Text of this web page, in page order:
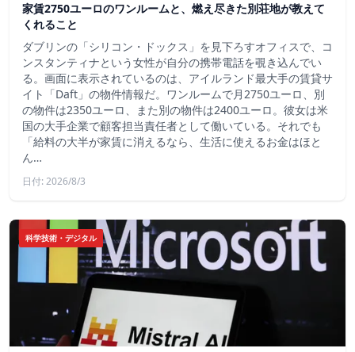
家賃2750ユーロのワンルームと、燃え尽きた別荘地が教えて
くれること
ダブリンの「シリコン・ドックス」を見下ろすオフィスで、コ
ンスタンティナという女性が自分の携帯電話を覗き込んでい
る。画面に表示されているのは、アイルランド最大手の賃貸サ
イト「Daft」の物件情報だ。ワンルームで月2750ユーロ、別
の物件は2350ユーロ、また別の物件は2400ユーロ。彼女は米
国の大手企業で顧客担当責任者として働いている。それでも
「給料の大半が家賃に消えるなら、生活に使えるお金はほと
ん…
日付: 2026/8/3
科学技術・デジタル